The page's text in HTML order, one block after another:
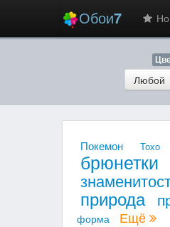
Обои7
Любой
Покемон Тохо
брюнетки
природа
форма
Ещё